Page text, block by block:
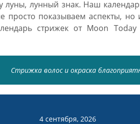
луны, лунный знак. Наш
просто показываем аспекты, но
стрижек от Moon
Стрижка волос и окраска
4 сентября, 2026